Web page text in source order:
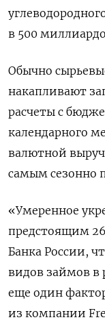
в 500
Обычно
накапливают
расчеты с
календарного
валютной
самым сезонно
«Умеренное
предстоящим
Банка России,
видов займов в
еще один
из компании